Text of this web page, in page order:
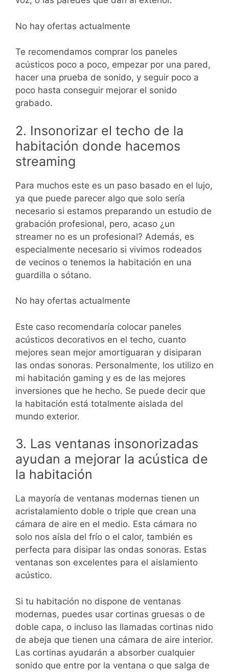
No hay ofertas actualmente
Te recomendamos comprar los paneles
acústicos poco a poco, empezar por una pared,
hacer una prueba de sonido, y seguir poco a
poco hasta conseguir mejorar el sonido
grabado.
2. Insonorizar el techo de la
habitación donde hacemos
streaming
Para muchos este es un paso basado en el lujo,
ya que puede parecer algo que solo sería
necesario si estamos preparando un estudio de
grabación profesional, pero, acaso ¿un
streamer no es un profesional? Además, es
especialmente necesario si vivimos rodeados
de vecinos o tenemos la habitación en una
guardilla o sótano.
No hay ofertas actualmente
Este caso recomendaría colocar paneles
acústicos decorativos en el techo, cuanto
mejores sean mejor amortiguaran y disiparan
las ondas sonoras. Personalmente, los utilizo en
mi habitación gaming y es de las mejores
inversiones que he hecho. Se puede decir que
la habitación está totalmente aislada del
mundo exterior.
3. Las ventanas insonorizadas
ayudan a mejorar la acústica de
la habitación
La mayoría de ventanas modernas tienen un
acristalamiento doble o triple que crean una
cámara de aire en el medio. Esta cámara no
solo nos aísla del frío o el calor, también es
perfecta para disipar las ondas sonoras. Estas
ventanas son excelentes para el aislamiento
acústico.
Si tu habitación no dispone de ventanas
modernas, puedes usar cortinas gruesas o de
doble capa, o incluso las llamadas cortinas nido
de abeja que tienen una cámara de aire interior.
Las cortinas ayudarán a absorber cualquier
sonido que entre por la ventana o que salga de